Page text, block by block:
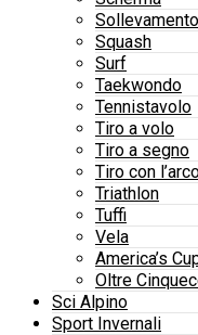
Squash
Surf
Taekwondo
Tennistavolo
Tiro a volo
Tiro a segno
Tiro con
Triathlon
Tuffi
Vela
America’s
Oltre
Sci Alpino
Sport Invernali